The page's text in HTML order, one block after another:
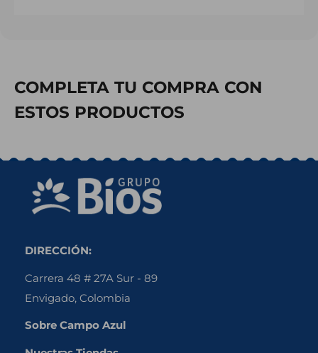
COMPLETA TU COMPRA CON
ESTOS PRODUCTOS
DIRECCIÓN:
Carrera 48 # 27A Sur - 89
Envigado, Colombia
Sobre Campo Azul